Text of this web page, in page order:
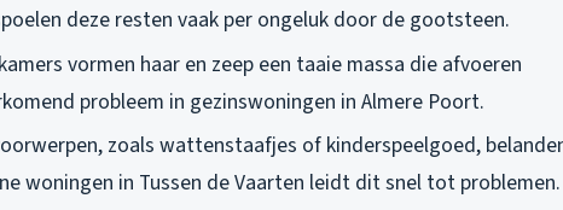
deze resten vaak per ongeluk door de gootsteen.
vormen haar en zeep een taaie massa die afvoeren
probleem in gezinswoningen in Almere Poort.
zoals wattenstaafjes of kinderspeelgoed,
woningen in Tussen de Vaarten leidt dit snel tot problemen.